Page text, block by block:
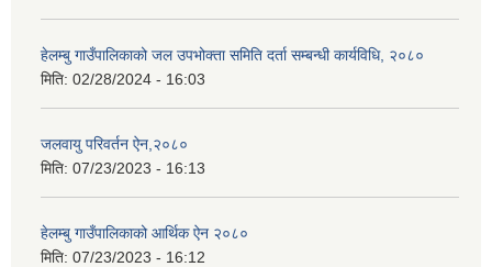
हेलम्बु गाउँपालिकाको जल उपभोक्ता समिति दर्ता सम्बन्धी कार्यविधि, २०८०
मिति: 02/28/2024 - 16:03
जलवायु परिवर्तन ऐन,२०८०
मिति: 07/23/2023 - 16:13
हेलम्बु गाउँपालिकाको आर्थिक ऐन २०८०
मिति: 07/23/2023 - 16:12